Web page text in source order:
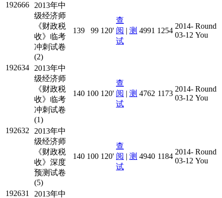
192666
2013年中
级经济师
《财政税
收》临考
冲刺试卷
(2)
139 99 120'
查
阅 | 测
试
4991 1254
2014-
03-12
Round
You
192634
2013年中
级经济师
《财政税
收》临考
冲刺试卷
(1)
140 100 120'
查
阅 | 测
试
4762 1173
2014-
03-12
Round
You
192632
2013年中
级经济师
《财政税
收》深度
预测试卷
(5)
140 100 120'
查
阅 | 测
试
4940 1184
2014-
03-12
Round
You
192631
2013年中